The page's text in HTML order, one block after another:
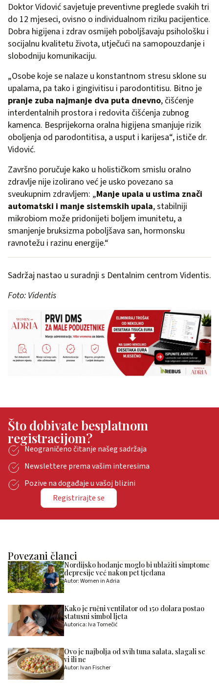
Doktor Vidović savjetuje preventivne preglede svakih tri
do 12 mjeseci, ovisno o individualnom riziku pacijentice.
Dobra higijena i zdrav osmijeh poboljšavaju psihološku i
socijalnu kvalitetu života, utječući na samopouzdanje i
slobodniju komunikaciju.
„Osobe koje se nalaze u konstantnom stresu sklone su
upalama, pa tako i gingivitisu i parodontitisu. Bitno je
pranje zuba najmanje dva puta dnevno, čišćenje
interdentalnih prostora i redovita čišćenja zubnog
kamenca. Besprijekorna oralna higijena smanjuje rizik
oboljenja od parodontitisa, a usput i karijesa“, ističe dr.
Vidović.
Završno poručuje kako u holističkom smislu oralno
zdravlje nije izolirano već je usko povezano sa
sveukupnim zdravljem: „Manje upala u ustima znači
automatski i manje sistemskih upala, stabilniji
mikrobiom može pridonijeti boljem imunitetu, a
smanjenje bruksizma poboljšava san, hormonsku
ravnotežu i razinu energije.“
Sadržaj nastao u suradnji s Dentalnim centrom Videntis.
Foto: Videntis
Što dobivate besplatnom
registracijom?
Neograničeno čitanje našeg sadržaja
Newslettere prema vašim interesima
Pozive na događaje u vašoj blizini
Registrirajte se
Povezani članci
Nordijsko hodanje moglo bi ublažiti simptome
depresije već nakon pet tjedana
Autor: Women in Adria
Kako je ručni ventilator od 150 dolara postao
statusni simbol ljeta
Autorica: Iva Tomečić
Ovo je najbolja od svih tuna salata, slagali se
vi ili ne
Autor: Ivan Fischer